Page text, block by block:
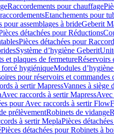
Raccordements pour chauffage
Etanchements pour
pour assemblages à brideGeberit
détachées pour Réductions
Pièces détachées pour
Système d’hygiène Geberit
et plaques de fermetureRéservoirs
forcé hygiéniqueModules
pour réservoirs et
à sertir MapressVannes à siège
Avec raccords à sertir MapressAvec
pour Avec raccords à sertir
prélèvementRobinets de vidange
à sertir MeplaPièces
Pièces détachées pour Robinets à